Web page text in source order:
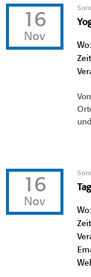
16
Nov
16
Nov